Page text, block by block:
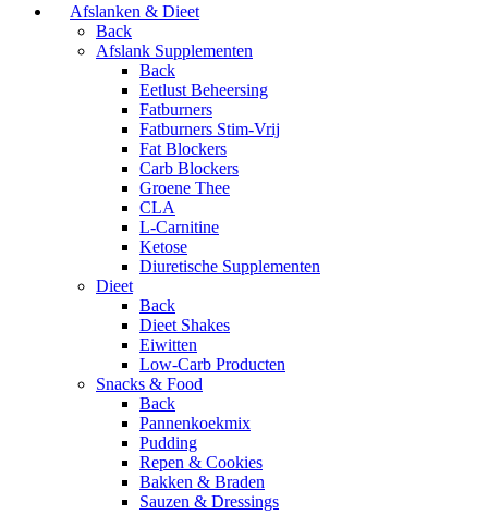
Afslanken & Dieet
Back
Afslank Supplementen
Back
Eetlust Beheersing
Fatburners
Fatburners Stim-Vrij
Fat Blockers
Carb Blockers
Groene Thee
CLA
L-Carnitine
Ketose
Diuretische Supplementen
Dieet
Back
Dieet Shakes
Eiwitten
Low-Carb Producten
Snacks & Food
Back
Pannenkoekmix
Pudding
Repen & Cookies
Bakken & Braden
Sauzen & Dressings